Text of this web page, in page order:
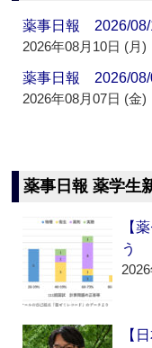
薬事日報 2026/08/
2026年08月10日 (月)
薬事日報 2026/08/
2026年08月07日 (金)
薬事日報 薬学生
【
う
【